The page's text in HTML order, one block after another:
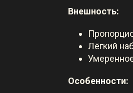
Внешность:
Лёгкий
Особенности: